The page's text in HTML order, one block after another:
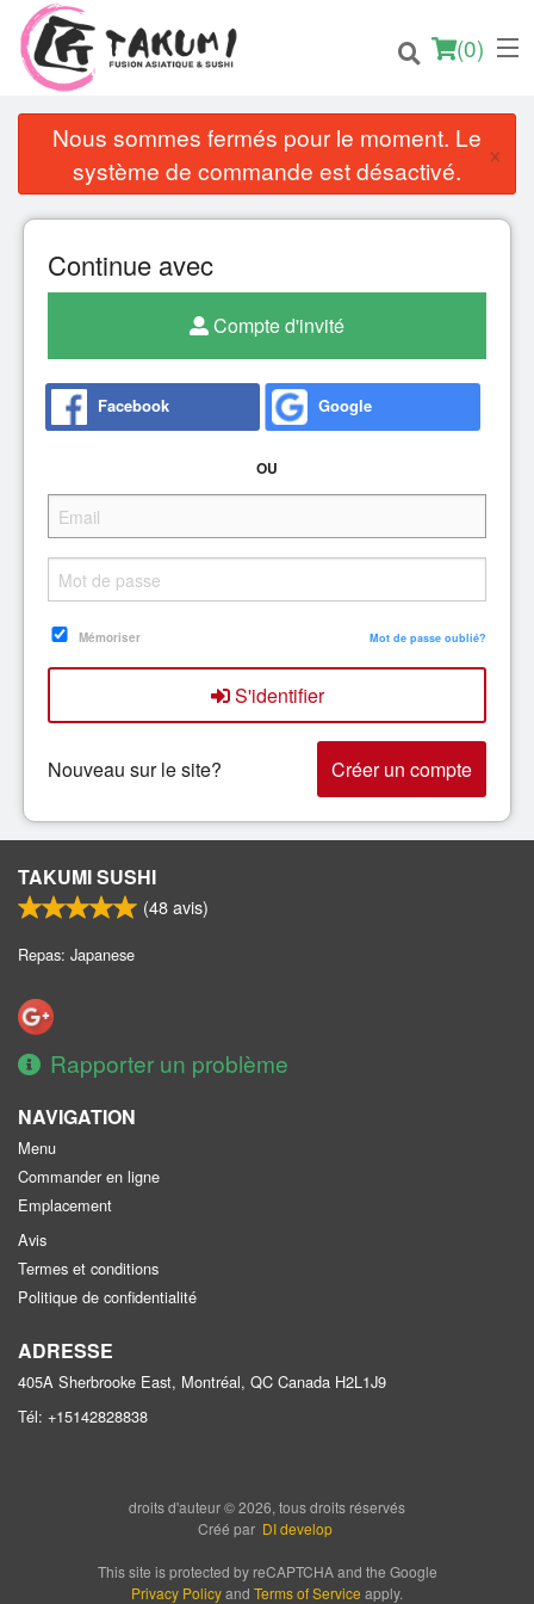
(0)
Commander en ligne
Emplacement
Connection
Panier (0)
Rechercher
Nous sommes fermés pour le moment. Le
système de commande est désactivé.
×
Continue avec
Compte d'invité
Facebook Google
OU
Mémoriser Mot de passe oublié?
S'identifier
Nouveau sur le site? Créer un compte
TAKUMI SUSHI
(48avis)
Repas: Japanese
Rapporter un problème
NAVIGATION
Menu
Commander en ligne
Emplacement
Avis
Termes et conditions
Politique de confidentialité
ADRESSE
405A Sherbrooke East, Montréal, QC Canada H2L1J9
Tél: +15142828838
droits d'auteur © 2026, tous droits réservés
Créé par DI develop
This site is protected by reCAPTCHA and the Google
Privacy Policyand Terms of Service apply.